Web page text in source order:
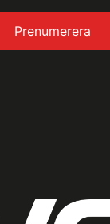
Prenumerera